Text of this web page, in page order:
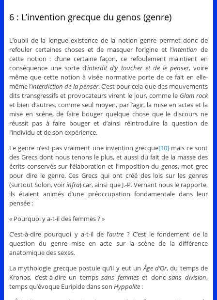
6 : L’invention grecque du genos (genre)
L’oubli de la longue existence de la notion genre permet donc de
refouler certaines choses et de masquer l’origine et l’intention de
cette notion : d’une certaine façon, ce refoulement maintient en
conséquence une sorte d’interdit d’y toucher et de le penser, voire
même que cette notion à visée normative porte de ce fait en elle-
même l’interdiction de la penser. C’est pour cela que des mouvements
dits transgressifs et provocateurs virent le jour, comme le Glam rock
et bien d’autres, comme seul moyen, par l’agir, la mise en actes et la
mise en scène, de faire bouger quelque chose que le discours ne
réussit pas à faire bouger et d’ainsi réintroduire la question de
l’individu et de son expérience.
Le genre n’est pas vraiment une invention grecque[10]mais ce sont
des Grecs dont nous tenons le plus, et aussi du fait de la masse des
écrits conservés sur l’élaboration et l’imposition du genos, mot grec
pour dire le genre. Ces Grecs qui ont créé des lois sur les genres
(surtout Solon, voirinfra) car, ainsi que J.-P. Vernant nous le rapporte,
ils étaient animés d’une préoccupation fondamentale dans leur
pensée :
« Pourquoi y a-t-il des femmes ? »
C’est-à-dire pourquoi y a-t-il de l’autre ? C’est le fondement de la
question du genre mise en acte sur la scène de la différence
anatomique des sexes.
La mythologie grecque postule qu’il y eut unÂge d’Or, du temps de
Kronos, c’est-à-dire un tempssans femmeset doncsans division,
temps qu’évoque Euripide dans son Hyppolite :